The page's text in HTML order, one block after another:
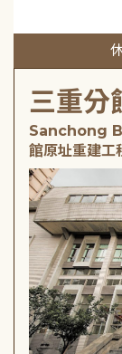
三重分
Sanchong
館原址重建工